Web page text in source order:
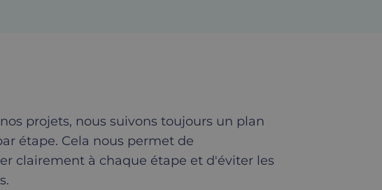
projets, nous suivons toujours un plan
étape. Cela nous permet de
clairement à chaque étape et d'éviter les